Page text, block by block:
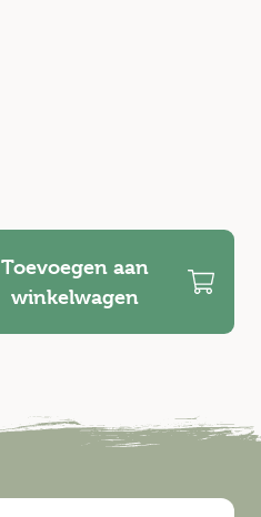
Toevoegen aan
winkelwagen